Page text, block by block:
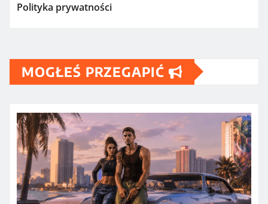
Polityka prywatności
MOGŁEŚ PRZEGAPIĆ